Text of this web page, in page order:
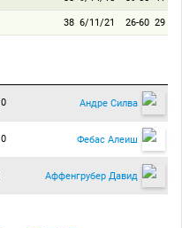
38 6/11/21 26-60 29
Андре Силва
Фебас Алеиш
Аффенгрубер Давид